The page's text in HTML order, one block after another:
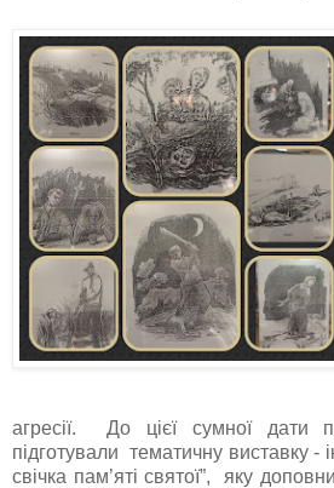
агресії. До цієї сумної дати
підготували тематичну виставку -
свічка пам’яті святої”, яку